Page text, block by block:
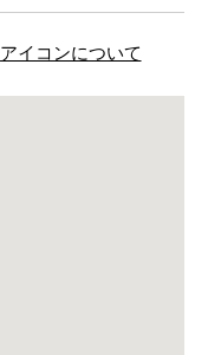
アイコンについて